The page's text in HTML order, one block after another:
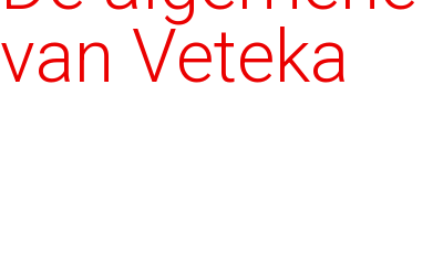
van Veteka